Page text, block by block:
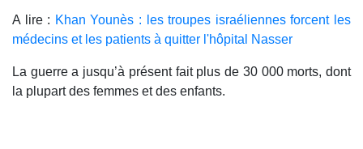
A lire : Khan Younès : les troupes israéliennes forcent les
médecins et les patients à quitter l'hôpital Nasser
La guerre a jusqu’à présent fait plus de 30 000 morts, dont
la plupart des femmes et des enfants.